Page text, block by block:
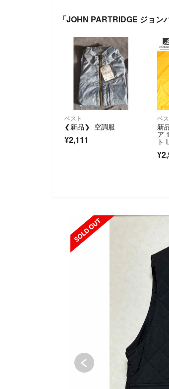
「JOHN PARTRIDGE ジョ
ベスト
❮新品❯ 空調服
¥2,111
ベ
新
ア
ト
ルー